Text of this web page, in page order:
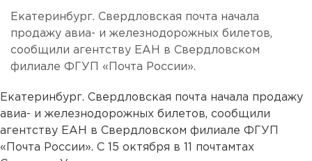
Екатеринбург. Свердловская почта начала
продажу авиа- и железнодорожных билетов,
сообщили агентству ЕАН в Свердловском
филиале ФГУП «Почта России».
Екатеринбург. Свердловская почта начала продажу
авиа- и железнодорожных билетов, сообщили
агентству ЕАН в Свердловском филиале ФГУП
«Почта России». С 15 октября в 11 почтамтах